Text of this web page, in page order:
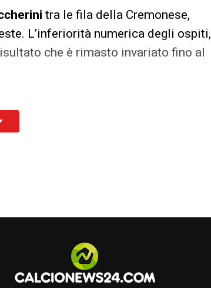
tra le fila della Cremonese,
L’inferiorità numerica degli ospiti,
che è rimasto invariato fino al
6, Pellegrini 5.5 (82` Lazzari sv);
Bondo 6, Grassi 6 (69` Vandeputte